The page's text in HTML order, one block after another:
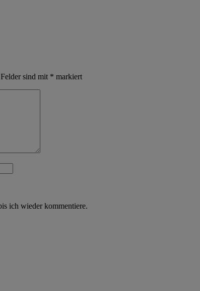
sind mit * markiert
ich wieder kommentiere.